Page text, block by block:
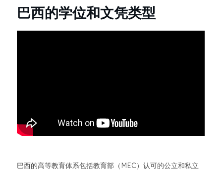
巴西的学位和文凭类型
巴西的高等教育体系包括教育部（MEC）认可的公立和私立